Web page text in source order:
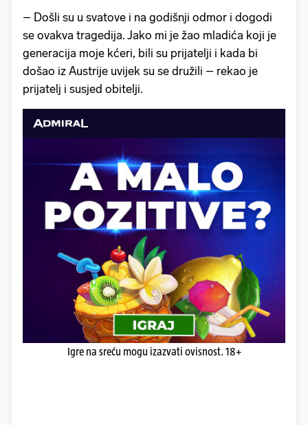
– Došli su u svatove i na godišnji odmor i dogodi
se ovakva tragedija. Jako mi je žao mladića koji je
generacija moje kćeri, bili su prijatelji i kada bi
došao iz Austrije uvijek su se družili – rekao je
prijatelj i susjed obitelji.
Igre na sreću mogu izazvati ovisnost. 18+